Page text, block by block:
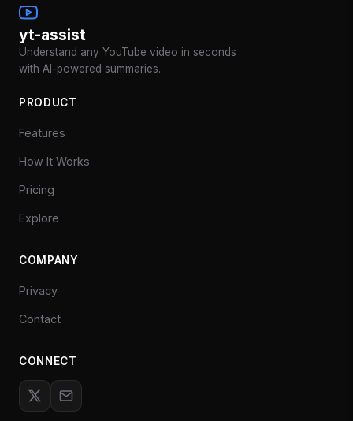
yt-assist
Understand any YouTube video in seconds
with AI-powered summaries.
PRODUCT
Features
How It Works
Pricing
Explore
COMPANY
Privacy
Contact
CONNECT